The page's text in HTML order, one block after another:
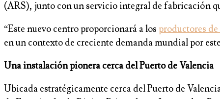
(ARS), junto con un servicio integral de fabricación
“Este nuevo centro proporcionará a los productores
en un contexto de creciente demanda mundial por
Una instalación pionera cerca del Puerto de Valencia
Ubicada estratégicamente cerca del Puerto de